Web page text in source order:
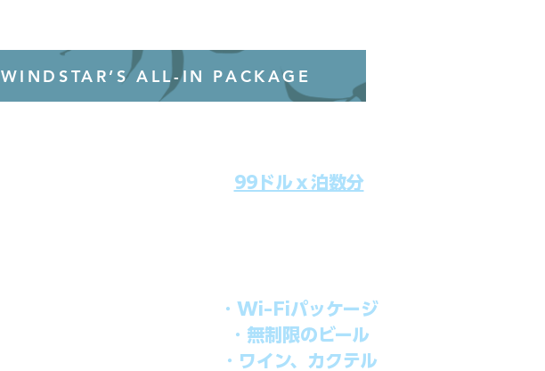
WINDSTAR’S ALL-IN PACKAGE
99ドルｘ泊数分
・Wi-Fiパッケージ
・無制限のビール
・ワイン、カクテル